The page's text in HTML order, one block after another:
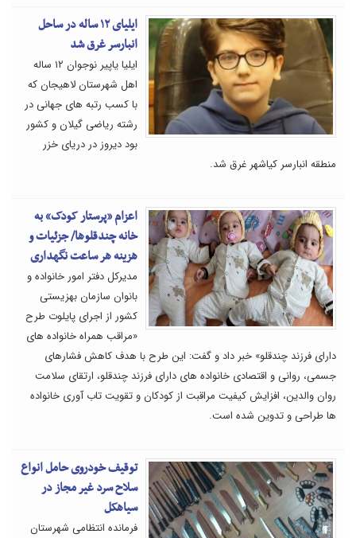
ایلیای ۱۲ ساله در ساحل
انبارسر غرق شد
ایلیا یاپیر نوجوان ۱۲ ساله
اهل شهرستان لاهیجان که
با کسب رتبه های جهانی در
رشته ریاضی گیلان و کشور
بود دیروز در دریای خزر
منطقه انبارسر کیاشهر غرق شد.
اعزام «پرستار کودک» به
خانه چندقلوها/ جزئیات و
هزینه هر ساعت نگهداری
مدیرکل دفتر امور خانواده و
بانوان سازمان بهزیستی
کشور از اجرای پایلوت طرح
«مراقب همراه خانواده های
دارای فرزند چندقلو» خبر داد و گفت: این طرح با هدف کاهش فشارهای
جسمی، روانی و اقتصادی خانواده های دارای فرزند چندقلو، ارتقای سلامت
روان والدین، افزایش کیفیت مراقبت از کودکان و تقویت تاب آوری خانواده
ها طراحی و تدوین شده است.
توقیف خودروی حامل انواع
سلاح سرد غیر مجاز در
سیاهکل
فرمانده انتظامی شهرستان